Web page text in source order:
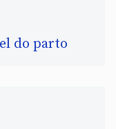
do parto